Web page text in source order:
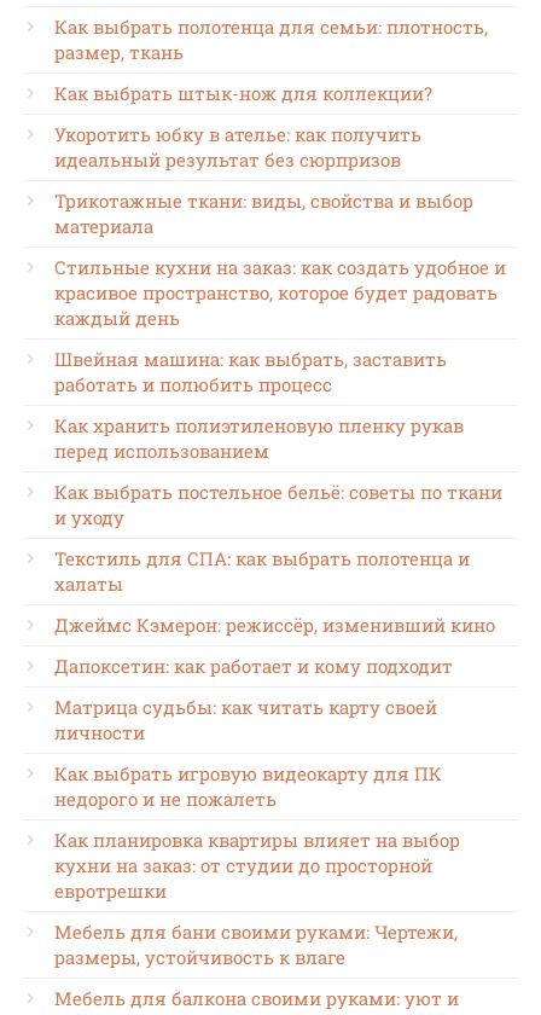
Как выбрать полотенца для семьи: плотность,
размер, ткань
Как выбрать штык-нож для коллекции?
Укоротить юбку в ателье: как получить
идеальный результат без сюрпризов
Трикотажные ткани: виды, свойства и выбор
материала
Стильные кухни на заказ: как создать удобное и
красивое пространство, которое будет радовать
каждый день
Швейная машина: как выбрать, заставить
работать и полюбить процесс
Как хранить полиэтиленовую пленку рукав
перед использованием
Как выбрать постельное бельё: советы по ткани
и уходу
Текстиль для СПА: как выбрать полотенца и
халаты
Джеймс Кэмерон: режиссёр, изменивший кино
Дапоксетин: как работает и кому подходит
Матрица судьбы: как читать карту своей
личности
Как выбрать игровую видеокарту для ПК
недорого и не пожалеть
Как планировка квартиры влияет на выбор
кухни на заказ: от студии до просторной
евротрешки
Мебель для бани своими руками: Чертежи,
размеры, устойчивость к влаге
Мебель для балкона своими руками: уют и